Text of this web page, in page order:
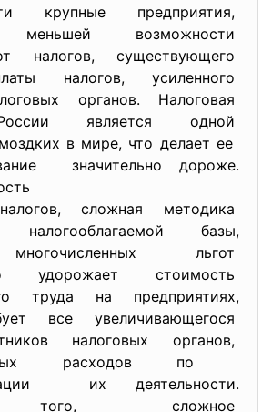
крупные предприятия,
меньшей возможности
налогов, существующего
налогов, усиленного
органов. Налоговая
является одной
в мире, что делает ее
значительно дороже.
сложная методика
налогооблагаемой базы,
льгот
удорожает стоимость
труда на предприятиях,
все увеличивающегося
налоговых органов,
расходов по
их деятельности.
сложное